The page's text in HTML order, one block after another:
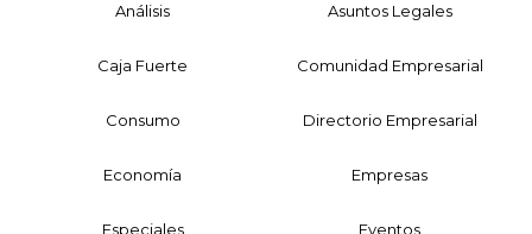
Análisis Asuntos Legales
Caja Fuerte Comunidad Empresarial
Consumo Directorio Empresarial
Economía Empresas
Especiales Eventos